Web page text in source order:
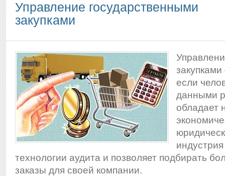
Управление государственными
закупками
если
данными
обладает
технологии аудита и позволяет подбирать
заказы для своей компании.